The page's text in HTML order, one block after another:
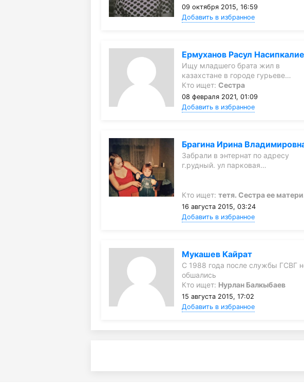
09 октября 2015, 16:59
Добавить в избранное
Ермуханов Расул
Ищу младшего брата жил в
казахстане в городе гурьеве…
Кто ищет:Сестра
08 февраля 2021, 01:09
Добавить в избранное
Брагина Ирина
Забрали в энтернат по адресу
г.рудный. ул парковая…
Кто ищет:тетя. Сестра ее
16 августа 2015, 03:24
Добавить в избранное
Мукашев Кайрат
С 1988 года после службы ГСВГ
обшались
Кто ищет: Нурлан Балкыбаев
15 августа 2015, 17:02
Добавить в избранное